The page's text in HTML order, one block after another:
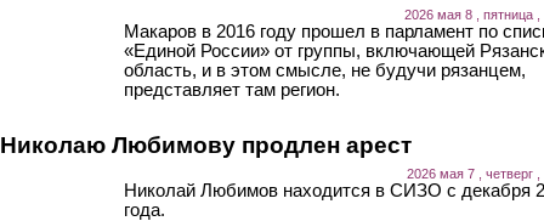
2026 мая 8 , пятница ,
Макаров в 2016 году прошел в парламент по
«Единой России» от группы, включающей
область, и в этом смысле, не будучи рязанцем,
представляет там регион.
Николаю Любимову продлен арест
2026 мая 7 , четверг ,
Николай Любимов находится в СИЗО с декабря
года.